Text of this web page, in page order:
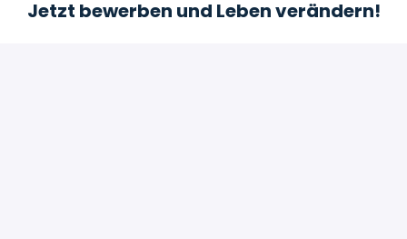
Jetzt bewerben und Leben verändern!